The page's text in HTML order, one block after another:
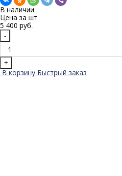
В наличии
Цена за шт
5 400 руб.
-
+
В корзину Быстрый заказ